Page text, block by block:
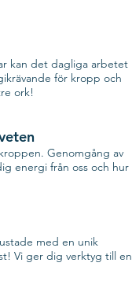
kan det dagliga arbetet
för kropp och
ork!
Genomgång av
energi från oss och hur
med en unik
Vi ger dig verktyg till en